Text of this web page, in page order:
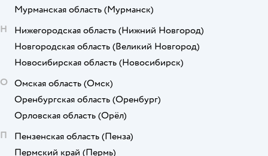
Мурманская область (Мурманск)
Н
Нижегородская область (Нижний Новгород)
Новгородская область (Великий Новгород)
Новосибирская область (Новосибирск)
О Омская область (Омск)
Оренбургская область (Оренбург)
Орловская область (Орёл)
П
Пензенская область (Пенза)
Пермский край (Пермь)